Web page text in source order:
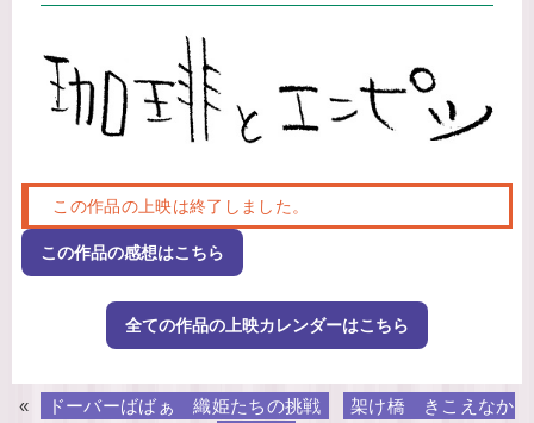
この作品の上映は終了しました。
この作品の感想はこちら
全ての作品の上映カレンダーはこちら
« ドーバーばばぁ 織姫たちの挑戦
架け橋 きこえなか